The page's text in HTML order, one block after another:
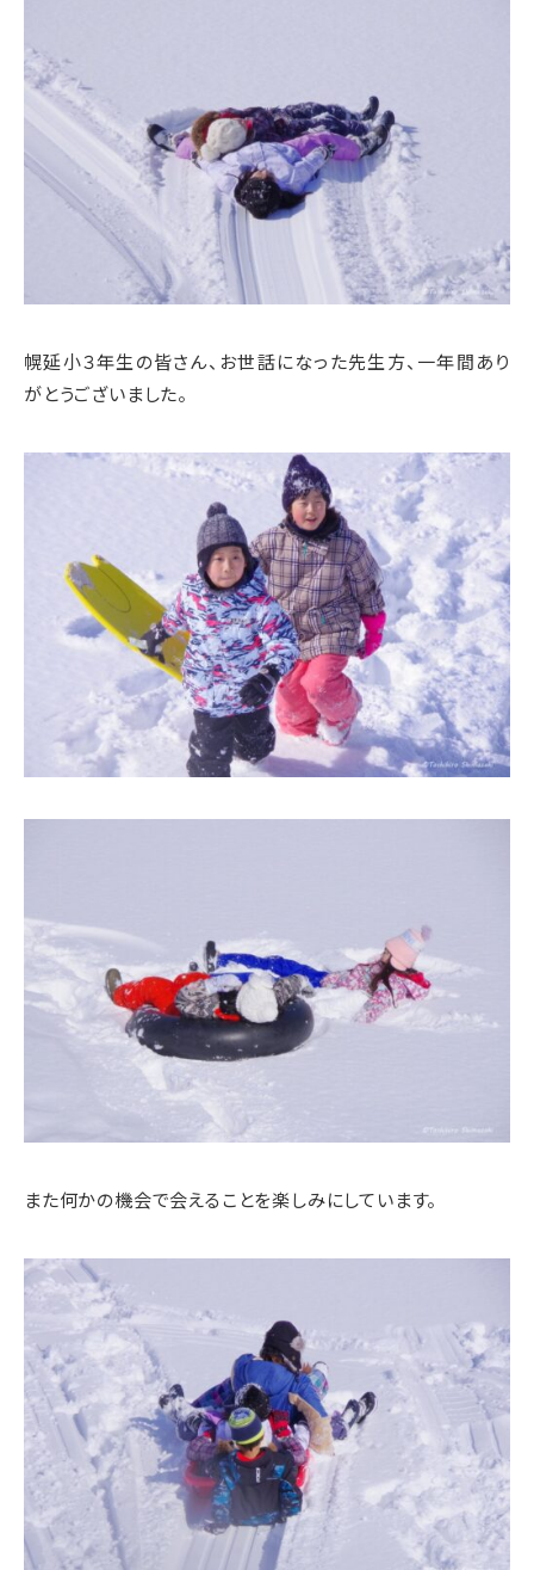
幌延小３年生の皆さん、お世話になった先生方、一年間あり
がとうございました。
また何かの機会で会えることを楽しみにしています。